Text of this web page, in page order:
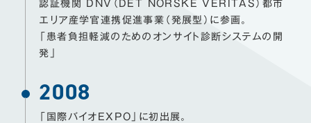
認証機関 DNV（DET NORSKE VERITAS）都市
エリア産学官連携促進事業（発展型）に参画。
「患者負担軽減のためのオンサイト診断システムの開
発」
2008
「国際バイオEXPO」に初出展。